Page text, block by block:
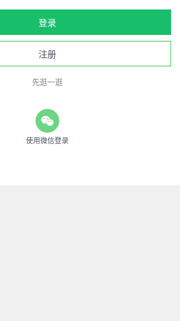
登录
注册
先逛一逛
使用微信登录